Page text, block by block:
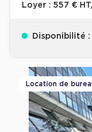
Loyer : 557 €
Disponibilité :
Location de